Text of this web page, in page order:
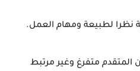
متفرغ وغير مرتبط